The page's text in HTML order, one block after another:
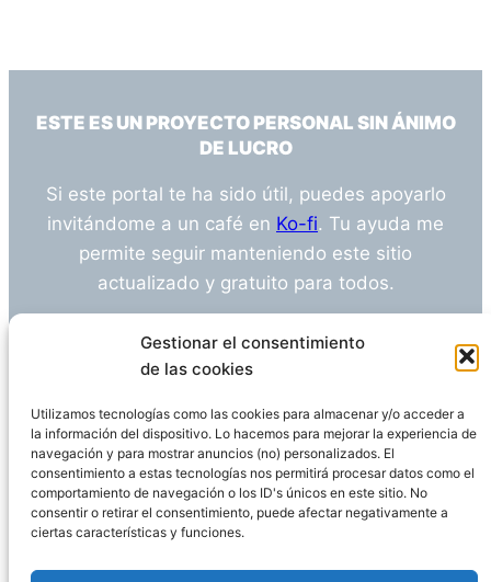
Gestionar el consentimiento
de las cookies
Utilizamos tecnologías como las cookies para almacenar y/o acceder a
la información del dispositivo. Lo hacemos para mejorar la experiencia de
navegación y para mostrar anuncios (no) personalizados. El
consentimiento a estas tecnologías nos permitirá procesar datos como el
comportamiento de navegación o los ID's únicos en este sitio. No
consentir o retirar el consentimiento, puede afectar negativamente a
ciertas características y funciones.
ESTE ES UN PROYECTO PERSONAL SIN ÁNIMO
DE LUCRO
Si este portal te ha sido útil, puedes apoyarlo
invitándome a un café en Ko-fi. Tu ayuda me
permite seguir manteniendo este sitio
actualizado y gratuito para todos.
¿Tienes alguna duda o sugerencia? Escríbeme
info@empleosanitarioinvestigacion.es
Descargo de Responsabilidad
Declaración de Privacidad Política de cookies